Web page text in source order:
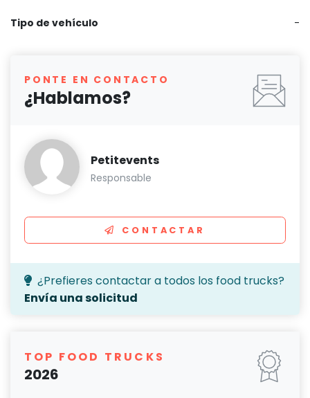
Tipo de vehículo -
PONTE EN CONTACTO
¿Hablamos?
Petitevents
Responsable
CONTACTAR
¿Prefieres contactar a todos los food trucks?
Envía una solicitud
TOP FOOD TRUCKS
2026